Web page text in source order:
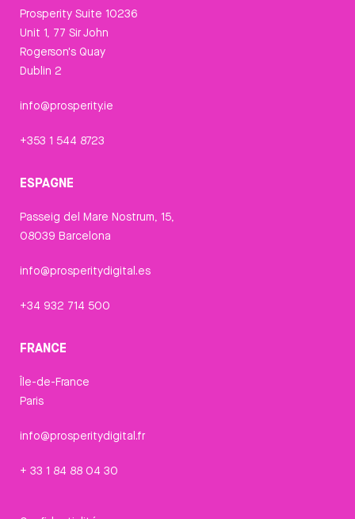
Prosperity Suite 10236
Unit 1, 77 Sir John
Rogerson's Quay
Dublin 2
info@prosperity.ie
+353 1 544 8723
ESPAGNE
Passeig del Mare Nostrum, 15,
08039 Barcelona
info@prosperitydigital.es
+34 932 714 500
FRANCE
Île-de-France
Paris
info@prosperitydigital.fr
+ 33 1 84 88 04 30